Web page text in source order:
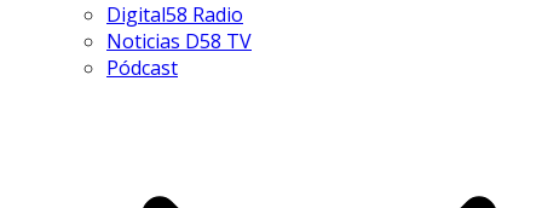
Digital58 Radio
Noticias D58 TV
Pódcast